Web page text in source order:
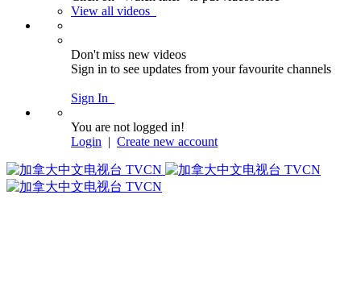
View all videos
Don't miss new videos
Sign in to see updates from your favourite channels
Sign In
You are not logged in!
Login | Create new account